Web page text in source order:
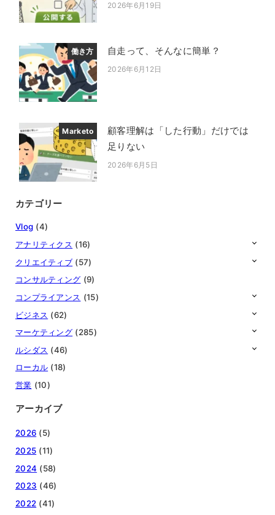
投稿日
2026年6月19日
働き方 自走って、そんなに簡単？
投稿日
2026年6月12日
Marketo
顧客理解は「した行動」だけでは
足りない
投稿日
2026年6月5日
カテゴリー
Vlog (4)
アナリティクス (16)
クリエイティブ (57)
コンサルティング (9)
コンプライアンス (15)
ビジネス (62)
マーケティング (285)
ルシダス (46)
ローカル (18)
営業 (10)
アーカイブ
2026 (5)
2025 (11)
2024 (58)
2023 (46)
2022 (41)